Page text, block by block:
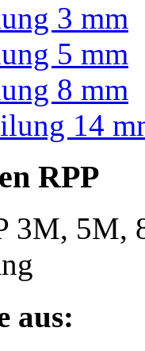
3 mm
5 mm
8 mm
14
RPP
3M, 5M,
aus: